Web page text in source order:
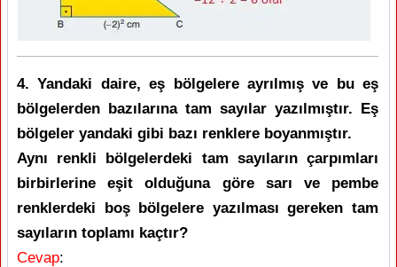
4. Yandaki daire, eş bölgelere ayrılmış ve bu eş
bölgelerden bazılarına tam sayılar yazılmıştır. Eş
bölgeler yandaki gibi bazı renklere boyanmıştır.
Aynı renkli bölgelerdeki tam sayıların çarpımları
birbirlerine eşit olduğuna göre sarı ve pembe
renklerdeki boş bölgelere yazılması gereken tam
sayıların toplamı kaçtır?
Cevap: